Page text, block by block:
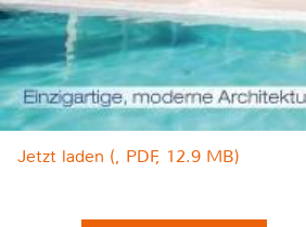
Jetzt laden (, PDF, 12.9 MB)